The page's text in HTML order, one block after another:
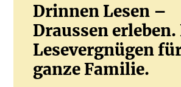
Drinnen Lesen –
Draussen erleben.
Lesevergnügen
ganze Familie.